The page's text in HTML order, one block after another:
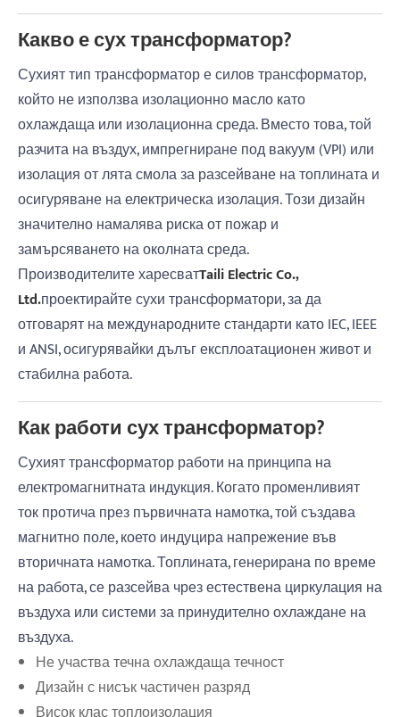
Какво е сух трансформатор?
Сухият тип трансформатор е силов трансформатор,
който не използва изолационно масло като
охлаждаща или изолационна среда. Вместо това, той
разчита на въздух, импрегниране под вакуум (VPI) или
изолация от лята смола за разсейване на топлината и
осигуряване на електрическа изолация. Този дизайн
значително намалява риска от пожар и
замърсяването на околната среда.
Производителите харесватTaili Electric Co.,
Ltd.проектирайте сухи трансформатори, за да
отговарят на международните стандарти като IEC, IEEE
и ANSI, осигурявайки дълъг експлоатационен живот и
стабилна работа.
Как работи сух трансформатор?
Сухият трансформатор работи на принципа на
електромагнитната индукция. Когато променливият
ток протича през първичната намотка, той създава
магнитно поле, което индуцира напрежение във
вторичната намотка. Топлината, генерирана по време
на работа, се разсейва чрез естествена циркулация на
въздуха или системи за принудително охлаждане на
въздуха.
Не участва течна охлаждаща течност
Дизайн с нисък частичен разряд